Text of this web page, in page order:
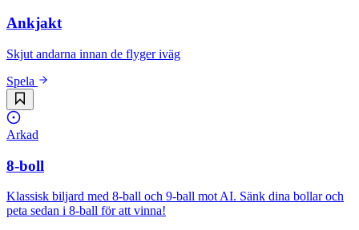
Ankjakt
Skjut andarna innan de flyger iväg
Spela
Arkad
8-boll
Klassisk biljard med 8-ball och 9-ball mot AI. Sänk dina bollar och
peta sedan i 8-ball för att vinna!